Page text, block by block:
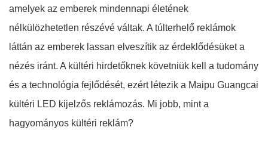
amelyek az emberek mindennapi életének
nélkülözhetetlen részévé váltak. A túlterhelő reklámok
láttán az emberek lassan elveszítik az érdeklődésüket a
nézés iránt. A kültéri hirdetőknek követniük kell a tudomány
és a technológia fejlődését, ezért létezik a Maipu Guangcai
kültéri LED kijelzős reklámozás. Mi jobb, mint a
hagyományos kültéri reklám?